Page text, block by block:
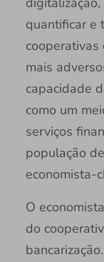
quantificar e
cooperativas
mais
capacidade
como um
serviços
população
economista-
O
do